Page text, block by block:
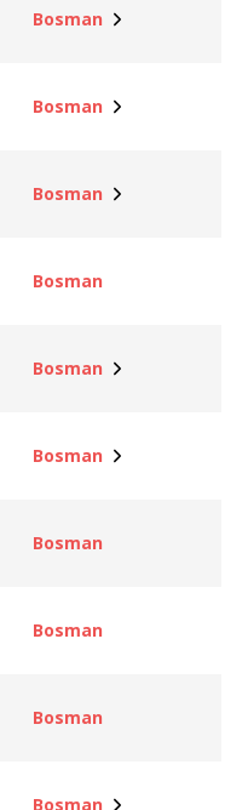
Bosman
Bosman
Bosman
Bosman
Bosman
Bosman
Bosman
Bosman
Bosman
Bosman